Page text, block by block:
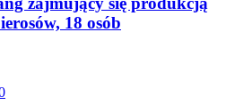
18 osób